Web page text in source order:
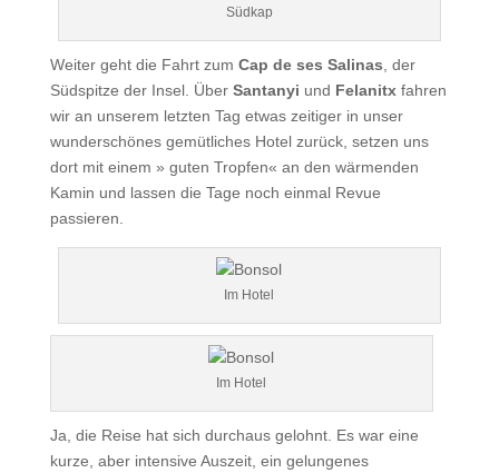
Südkap
Weiter geht die Fahrt zum Cap de ses Salinas , der
Südspitze der Insel. Über Santanyi und Felanitxfahren
wir an unserem letzten Tag etwas zeitiger in unser
wunderschönes gemütliches Hotel zurück, setzen uns
dort mit einem » guten Tropfen« an den wärmenden
Kamin und lassen die Tage noch einmal Revue
passieren.
Im Hotel
Im Hotel
Ja, die Reise hat sich durchaus gelohnt. Es war eine
kurze, aber intensive Auszeit, ein gelungenes